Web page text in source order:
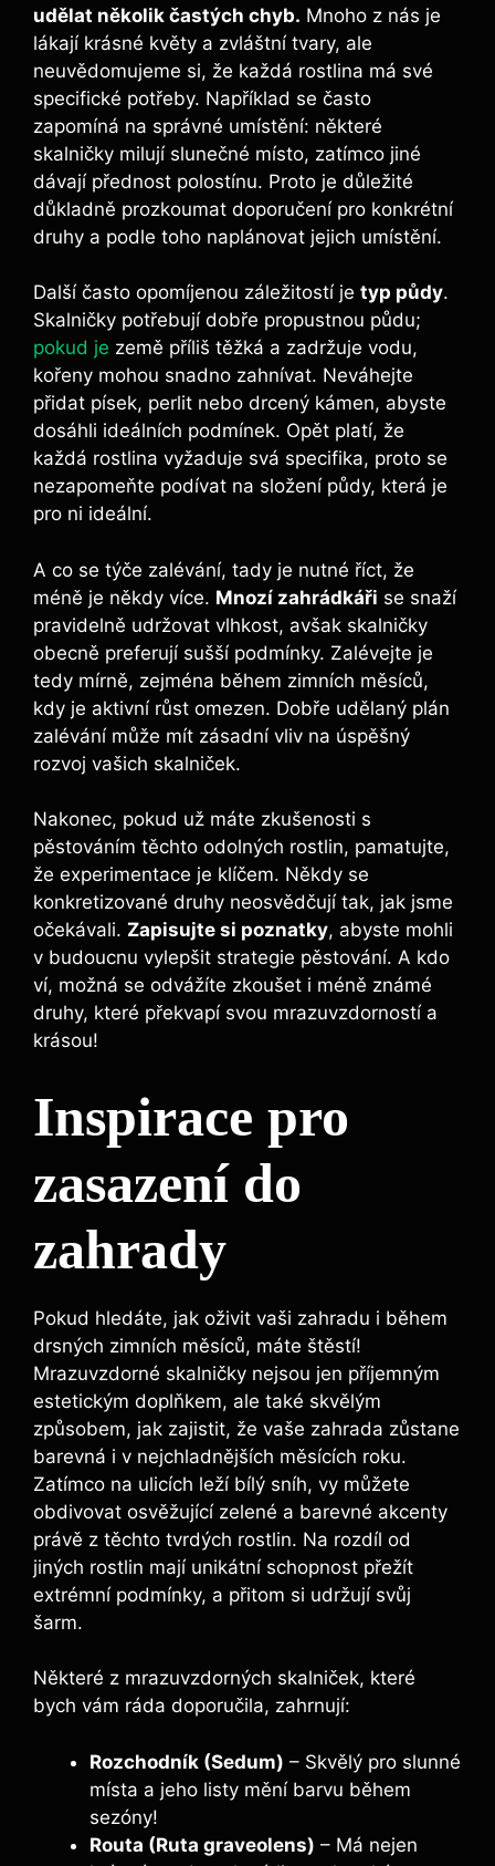
udělat několik častých chyb. Mnoho z nás je
lákají krásné květy a zvláštní tvary, ale
neuvědomujeme si, že každá rostlina má své
specifické potřeby. Například se často
zapomíná na správné umístění: některé
skalničky milují slunečné místo, zatímco jiné
dávají přednost polostínu. Proto je důležité
důkladně prozkoumat doporučení pro konkrétní
druhy a podle toho naplánovat jejich umístění.
Další často opomíjenou záležitostí je typ půdy.
Skalničky potřebují dobře propustnou půdu;
pokud je země příliš těžká a zadržuje vodu,
kořeny mohou snadno zahnívat. Neváhejte
přidat písek, perlit nebo drcený kámen, abyste
dosáhli ideálních podmínek. Opět platí, že
každá rostlina vyžaduje svá specifika, proto se
nezapomeňte podívat na složení půdy, která je
pro ni ideální.
A co se týče zalévání, tady je nutné říct, že
méně je někdy více. Mnozí zahrádkáři se snaží
pravidelně udržovat vlhkost, avšak skalničky
obecně preferují sušší podmínky. Zalévejte je
tedy mírně, zejména během zimních měsíců,
kdy je aktivní růst omezen. Dobře udělaný plán
zalévání může mít zásadní vliv na úspěšný
rozvoj vašich skalniček.
Nakonec, pokud už máte zkušenosti s
pěstováním těchto odolných rostlin, pamatujte,
že experimentace je klíčem. Někdy se
konkretizované druhy neosvědčují tak, jak jsme
očekávali. Zapisujte si poznatky, abyste mohli
v budoucnu vylepšit strategie pěstování. A kdo
ví, možná se odvážíte zkoušet i méně známé
druhy, které překvapí svou mrazuvzdorností a
krásou!
Inspirace pro
zasazení do
zahrady
Pokud hledáte, jak oživit vaši zahradu i během
drsných zimních měsíců, máte štěstí!
Mrazuvzdorné skalničky nejsou jen příjemným
estetickým doplňkem, ale také skvělým
způsobem, jak zajistit, že vaše zahrada zůstane
barevná i v nejchladnějších měsících roku.
Zatímco na ulicích leží bílý sníh, vy můžete
obdivovat osvěžující zelené a barevné akcenty
právě z těchto tvrdých rostlin. Na rozdíl od
jiných rostlin mají unikátní schopnost přežít
extrémní podmínky, a přitom si udržují svůj
šarm.
Některé z mrazuvzdorných skalniček, které
bych vám ráda doporučila, zahrnují:
Rozchodník (Sedum) – Skvělý pro slunné
místa a jeho listy mění barvu během
sezóny!
Routa (Ruta graveolens) – Má nejen